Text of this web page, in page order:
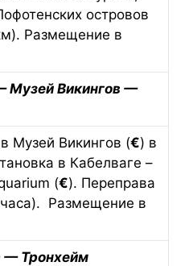
островов
Размещение в
Музей Викингов —
Музей Викингов (€) в
в Кабелваге –
(€). Переправа
Размещение в
Тронхейм